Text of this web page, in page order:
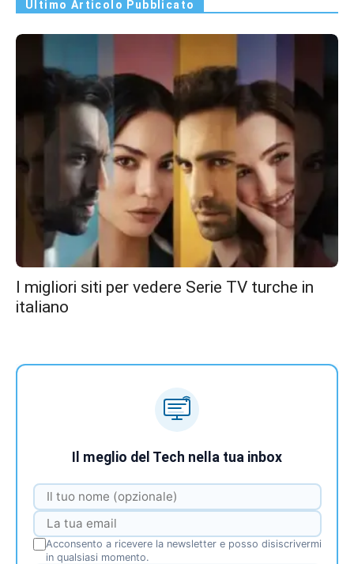
Ultimo Articolo Pubblicato
I migliori siti per vedere Serie TV turche in
italiano
Il meglio del Tech nella tua inbox
Acconsento a ricevere la newsletter e posso disiscrivermi
in qualsiasi momento.